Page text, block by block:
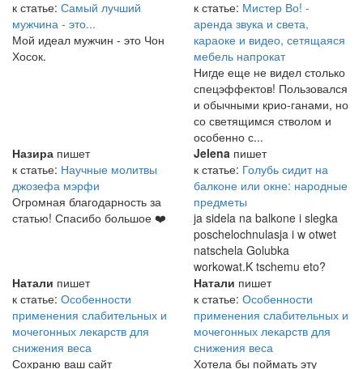
к статье: Самый лучший
мужчина - это...
Мой идеал мужчин - это Чон
Хосок.
к статье: Мистер Во! -
аренда звука и света,
караоке и видео, сетящаяся
мебель напрокат
Нигде еще не видел столько
спецэффектов! Пользовался
и обычными крио-ганами, но
со светящимся стволом и
особенно с...
Назира пишет
к статье: Научные молитвы
джозефа мэрфи
Огромная благодарность за
статью! Спасибо большое ❤️
Jelena пишет
к статье: Голубь сидит на
балконе или окне: народные
предметы
ja sidela na balkone i slegka
poschelochnulasja i w otwet
natschela Golubka
workowat.K tschemu eto?
Натали пишет
к статье: Особенности
применения слабительных и
мочегонных лекарств для
снижения веса
Сохраню ваш сайт
Натали пишет
к статье: Особенности
применения слабительных и
мочегонных лекарств для
снижения веса
Хотела бы поймать эту